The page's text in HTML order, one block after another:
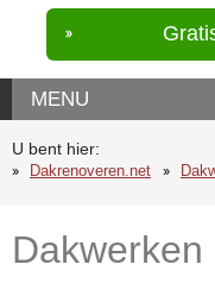
MENU
U bent hier:
Dakrenoveren.net